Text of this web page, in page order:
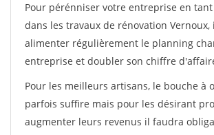
Pour pérénniser votre entreprise en
dans les travaux de rénovation
alimenter régulièrement le planning
entreprise et doubler son chiffre
Pour les meilleurs artisans, le bouche à
parfois suffire mais pour les désirant
augmenter leurs revenus il faudra